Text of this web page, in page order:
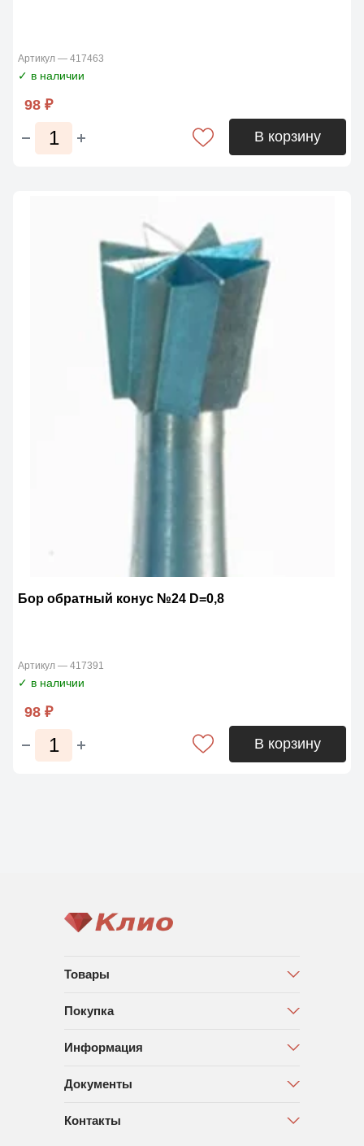
Артикул — 417463
✓ в наличии
98 ₽
В корзину
Бор обратный конус №24 D=0,8
Артикул — 417391
✓ в наличии
98 ₽
В корзину
Товары
Покупка
Информация
Документы
Контакты